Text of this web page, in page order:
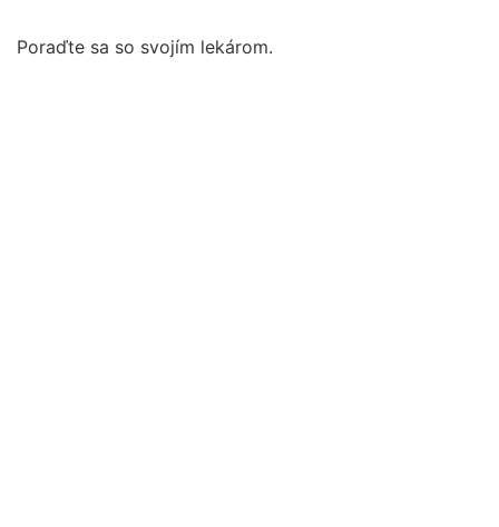
Poraďte sa so svojím lekárom.